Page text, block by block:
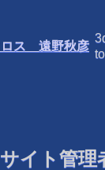
ロス 遠野秋彦
イト管理